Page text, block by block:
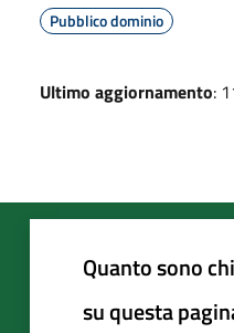
Pubblico dominio
Ultimo aggiornamento:
Quanto sono
su questa